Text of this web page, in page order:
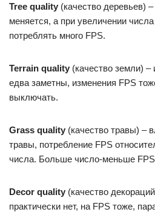
Tree quality (качество деревьев)
меняется, а при увеличении
потреблять много FPS.
Terrain quality (качество земли) –
едва заметны, изменения FPS
выключать.
Grass quality (качество травы) –
травы, потребление FPS
числа. Больше число-меньше
Decor quality (качество
практически нет, на FPS тоже,